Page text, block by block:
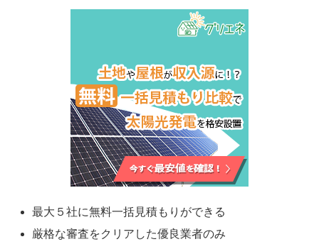
最大５社に無料一括見積もりができる
厳格な審査をクリアした優良業者のみ